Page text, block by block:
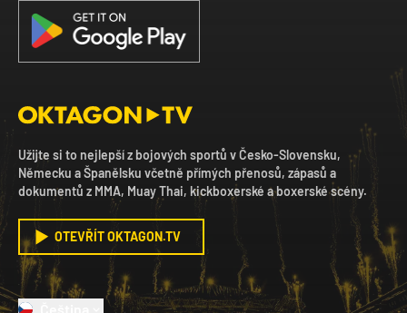
Užijte si to nejlepší z bojových sportů v Česko-Slovensku,
Německu a Španělsku včetně přímých přenosů, zápasů a
dokumentů z MMA, Muay Thai, kickboxerské a boxerské scény.
OTEVŘÍT OKTAGON.TV